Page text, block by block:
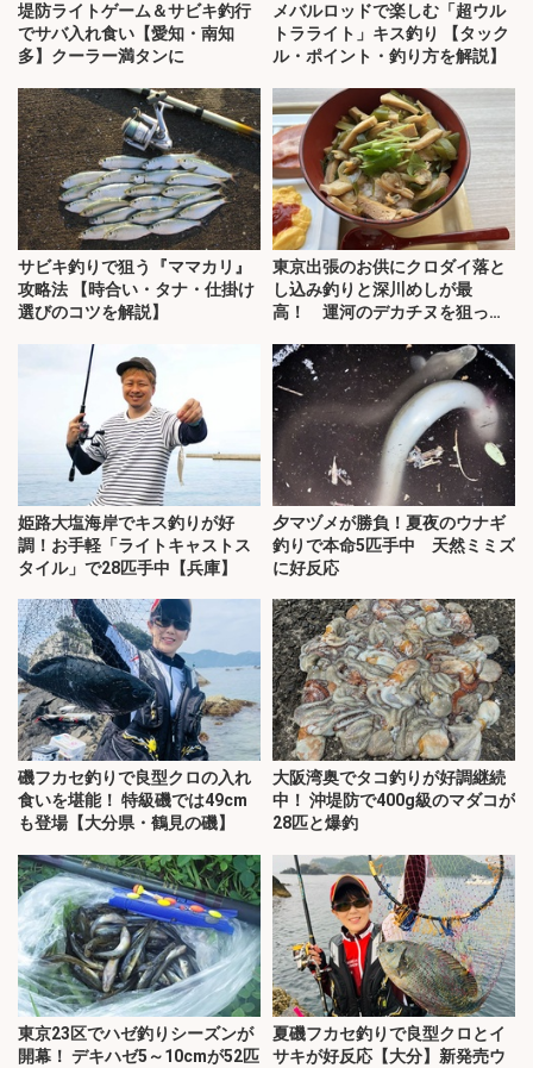
堤防ライトゲーム＆サビキ釣行
でサバ入れ食い【愛知・南知
多】クーラー満タンに
メバルロッドで楽しむ「超ウル
トラライト」キス釣り 【タック
ル・ポイント・釣り方を解説】
サビキ釣りで狙う『ママカリ』
攻略法 【時合い・タナ・仕掛け
選びのコツを解説】
東京出張のお供にクロダイ落と
し込み釣りと深川めしが最
高！ 運河のデカチヌを狙って
姫路大塩海岸でキス釣りが好
調！お手軽「ライトキャストス
タイル」で28匹手中【兵庫】
夕マヅメが勝負！夏夜のウナギ
釣りで本命5匹手中 天然ミミズ
に好反応
磯フカセ釣りで良型クロの入れ
食いを堪能！ 特級磯では49cm
も登場【大分県・鶴見の磯】
大阪湾奥でタコ釣りが好調継続
中！ 沖堤防で400g級のマダコが
28匹と爆釣
東京23区でハゼ釣りシーズンが
開幕！ デキハゼ5～10cmが52匹
夏磯フカセ釣りで良型クロとイ
サキが好反応【大分】新発売ウ